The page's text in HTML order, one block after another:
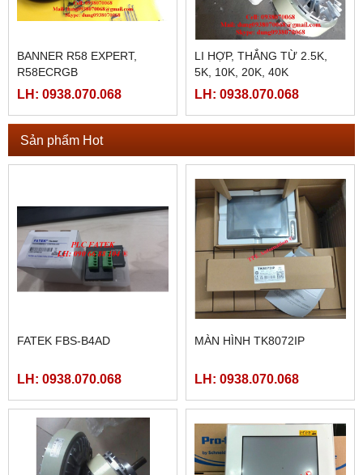
BANNER R58 EXPERT,
R58ECRGB
LH: 0938.070.068
LI HỢP, THẮNG TỪ 2.5K,
5K, 10K, 20K, 40K
LH: 0938.070.068
Sản phẩm Hot
FATEK FBS-B4AD
LH: 0938.070.068
MÀN HÌNH TK8072IP
LH: 0938.070.068